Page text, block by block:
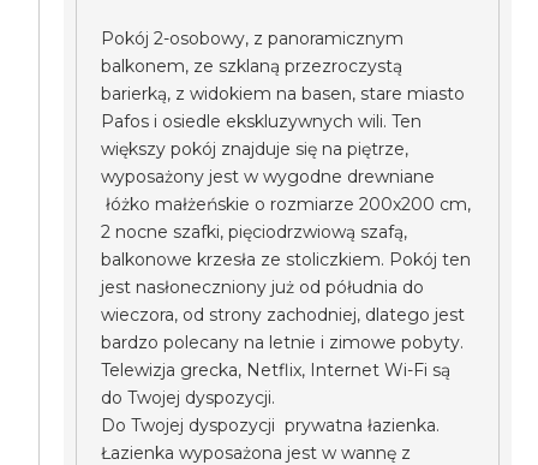
Pokój 2-osobowy, z panoramicznym
balkonem, ze szklaną przezroczystą
barierką, z widokiem na basen, stare miasto
Pafos i osiedle ekskluzywnych wili. Ten
większy pokój znajduje się na piętrze,
wyposażony jest w wygodne drewniane
łóżko małżeńskie o rozmiarze 200x200 cm,
2 nocne szafki, pięciodrzwiową szafą,
balkonowe krzesła ze stoliczkiem. Pokój ten
jest nasłoneczniony już od półudnia do
wieczora, od strony zachodniej, dlatego jest
bardzo polecany na letnie i zimowe pobyty.
Telewizja grecka, Netflix, Internet Wi-Fi są
do Twojej dyspozycji.
Do Twojej dyspozycji prywatna łazienka.
Łazienka wyposażona jest w wannę z